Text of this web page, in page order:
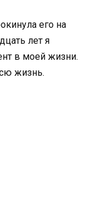
его на
лет я
в моей жизни.
жизнь.